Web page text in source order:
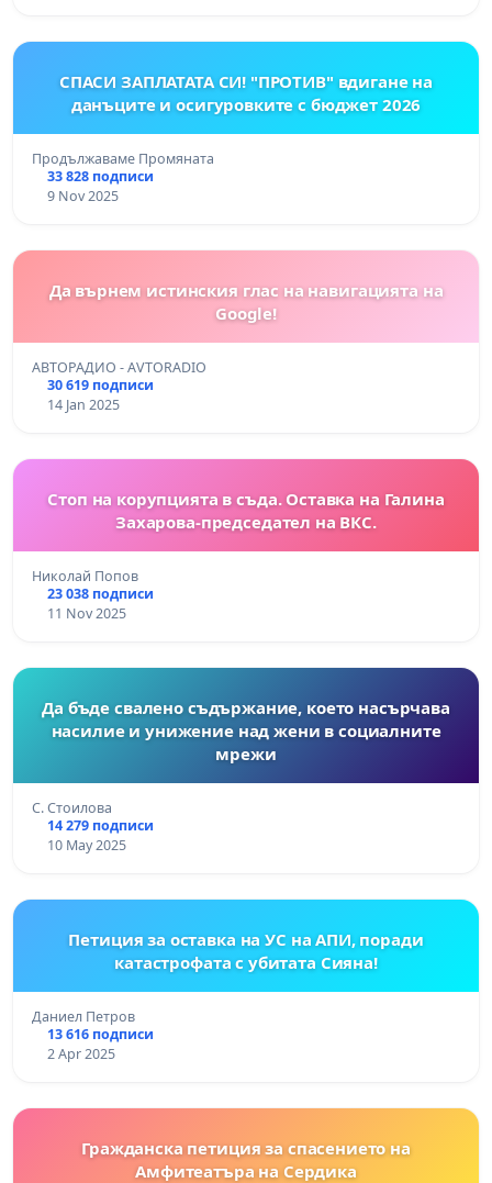
СПАСИ ЗАПЛАТАТА СИ! "ПРОТИВ" вдигане на
данъците и осигуровките с бюджет 2026
Продължаваме Промяната
33 828 подписи
9 Nov 2025
Да върнем истинския глас на навигацията на
Google!
АВТОРАДИО - AVTORADIO
30 619 подписи
14 Jan 2025
Стоп на корупцията в съда. Оставка на Галина
Захарова-председател на ВКС.
Николай Попов
23 038 подписи
11 Nov 2025
Да бъде свалено съдържание, което насърчава
насилие и унижение над жени в социалните
мрежи
С. Стоилова
14 279 подписи
10 May 2025
Петиция за оставка на УС на АПИ, поради
катастрофата с убитата Сияна!
Даниел Петров
13 616 подписи
2 Apr 2025
Гражданска петиция за спасението на
Амфитеатъра на Сердика